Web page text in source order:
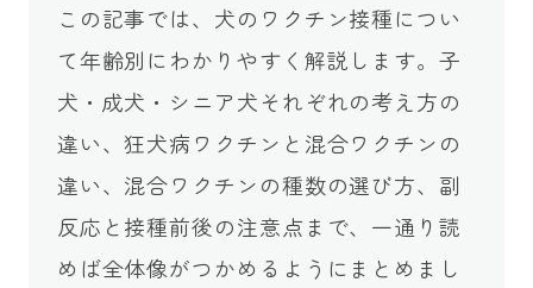
この記事では、犬のワクチン接種につい
て年齢別にわかりやすく解説します。子
犬・成犬・シニア犬それぞれの考え方の
違い、狂犬病ワクチンと混合ワクチンの
違い、混合ワクチンの種数の選び方、副
反応と接種前後の注意点まで、一通り読
めば全体像がつかめるようにまとめまし